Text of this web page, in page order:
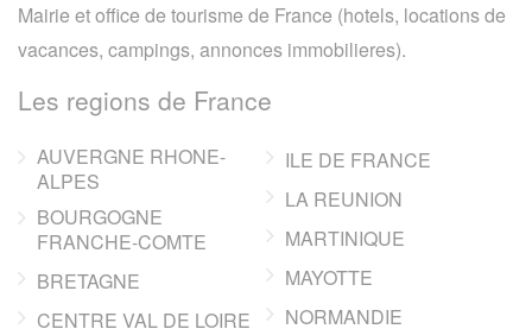
Mairie et office de tourisme de France (hotels, locations de
vacances, campings, annonces immobilieres).
Les regions de France
AUVERGNE RHONE-
ALPES
BOURGOGNE
FRANCHE-COMTE
BRETAGNE
CENTRE VAL DE LOIRE
ILE DE FRANCE
LA REUNION
MARTINIQUE
MAYOTTE
NORMANDIE